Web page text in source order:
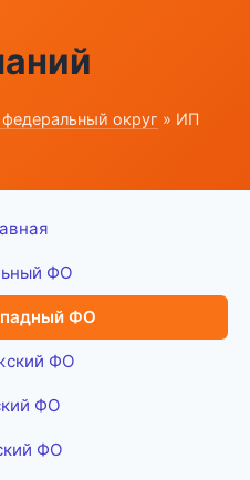
округ » ИП
ФО
ФО
ФО
ФО
ФО